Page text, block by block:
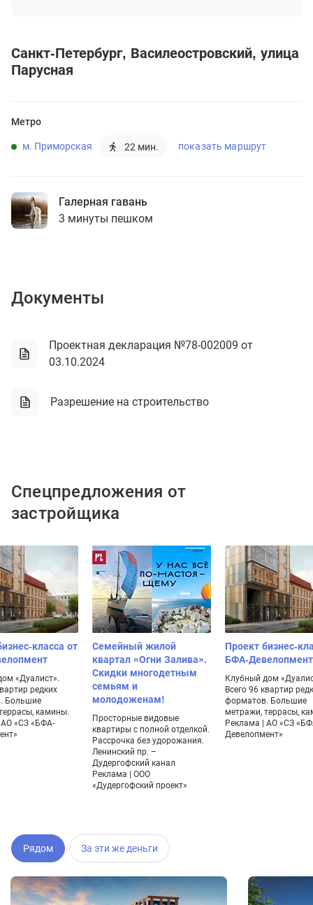
Санкт-Петербург Василеостровский улица
Парусная
Метро
м. Приморская 22 мин. показать маршрут
Галерная гавань
3 минуты пешком
Документы
Проектная декларация №78-002009 от
03.10.2024
Разрешение на строительство
Спецпредложения от
застройщика
класса от
«Дуалист».
редких
Большие
камины.
«СЗ «БФА-
Семейный жилой
квартал «Огни Залива».
Скидки многодетным
семьям и
молодоженам!
Просторные видовые
квартиры с полной отделкой.
Рассрочка без удорожания.
Ленинский пр. –
Дудергофский канал
Реклама | ООО
«Дудергофский проект»
Проект бизнес-
БФА-Девелопмент
Клубный дом
Всего 96 квартир
форматов. Большие
метражи, террасы,
Реклама | АО «СЗ
Девелопмент»
Рядом За эти же деньги